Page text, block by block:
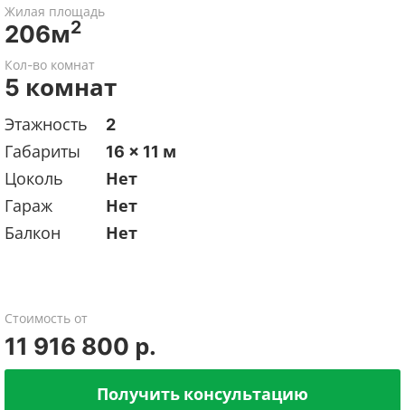
Жилая площадь
206м2
Кол-во комнат
5 комнат
Этажность
2
Габариты
16 x 11 м
Цоколь
Нет
Гараж
Нет
Балкон
Нет
Стоимость от
11 916 800 р.
Получить консультацию